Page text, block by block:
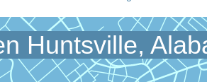
Huntsville,